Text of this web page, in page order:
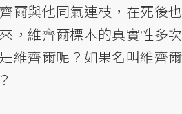
爾與他同氣連枝，在死後也
，維齊爾標本的真實性多次
維齊爾呢？如果名叫維齊爾